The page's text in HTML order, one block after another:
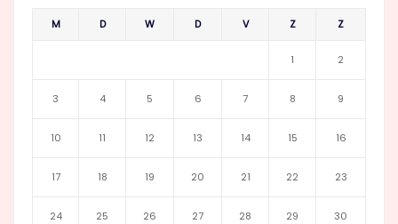
M D W D V Z Z
1 2
3 4 5 6 7 8 9
10 11 12 13 14 15 16
17 18 19 20 21 22 23
24 25 26 27 28 29 30